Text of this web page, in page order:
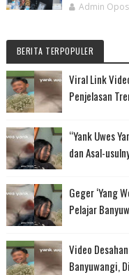
Admin
BERITA TERPOPULER
Viral Link
Penjelasan
“Yank Uwes
dan Asal-
Geger ‘Yang
Pelajar
Video
Banyuwangi,